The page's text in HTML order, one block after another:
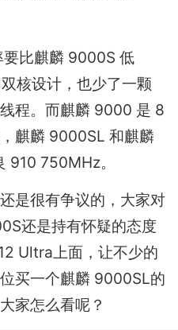
比麒麟 9000S 低
核设计，也少了一颗
程。而麒麟 9000 是 8
麒麟 9000SL 和麒麟
910 750MHz。
是很有争议的，大家对
还是持有怀疑的态度
Ultra上面，让不少的
买一个麒麟 9000SL的
家怎么看呢？